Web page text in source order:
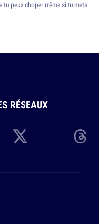
tu peux choper même si tu mets
RÉSEAUX